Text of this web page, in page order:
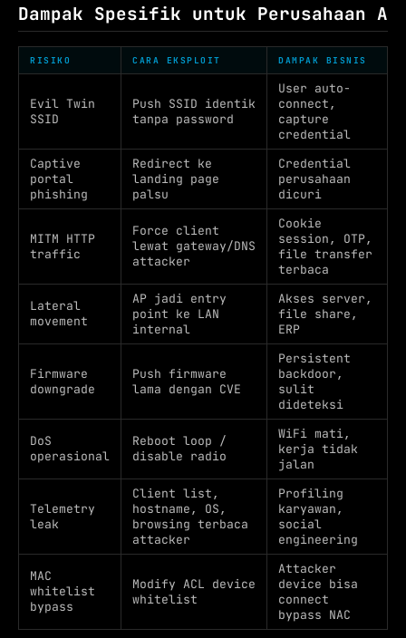
Dampak Spesifik untuk Perusahaan A
RISIKO CARA EKSPLOIT DAMPAK BISNIS
Evil Twin
SSID
Push SSID identik
tanpa password
User auto-
connect,
capture
credential
Captive
portal
phishing
Redirect ke
landing page
palsu
Credential
perusahaan
dicuri
MITM HTTP
traffic
Force client
lewat gateway/DNS
attacker
Cookie
session, OTP,
file transfer
terbaca
Lateral
movement
AP jadi entry
point ke LAN
internal
Akses server,
file share,
ERP
Firmware
downgrade
Push firmware
lama dengan CVE
Persistent
backdoor,
sulit
dideteksi
DoS
operasional
Reboot loop /
disable radio
WiFi mati,
kerja tidak
jalan
Telemetry
leak
Client list,
hostname, OS,
browsing terbaca
attacker
Profiling
karyawan,
social
engineering
MAC
whitelist
bypass
Modify ACL device
whitelist
Attacker
device bisa
connect
bypass NAC